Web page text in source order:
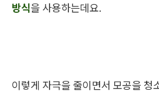
방식을 사용하는데요.
이렇게 자극을 줄이면서 모공을 청